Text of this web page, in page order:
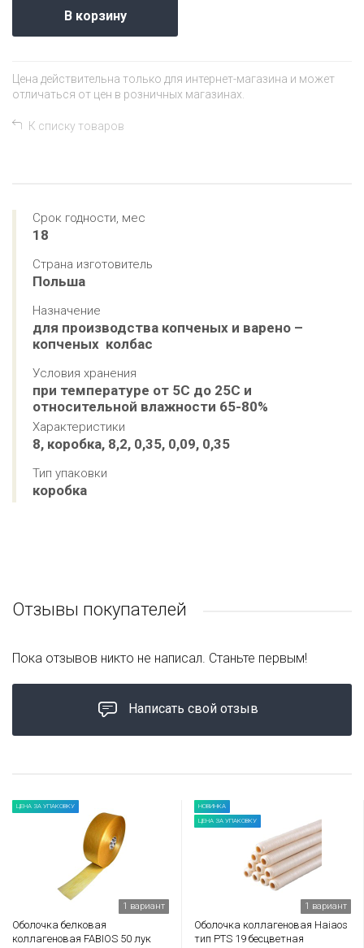
В корзину
Цена действительна только для интернет-магазина и может
отличаться от цен в розничных магазинах.
К списку товаров
Срок годности, мес
18
Страна изготовитель
Польша
Назначение
для производства копченых и варено –
копченых  колбас
Условия хранения
при температуре от 5С до 25С и
относительной влажности 65-80%
Характеристики
8, коробка, 8,2, 0,35, 0,09, 0,35
Тип упаковки
коробка
Отзывы покупателей
Написать свой отзыв
Пока отзывов никто не написал. Станьте первым!
ЦЕНА ЗА УПАКОВКУ
1 вариант
Оболочка белковая
коллагеновая FABIOS 50 лук
НОВИНКА
ЦЕНА ЗА УПАКОВКУ
1 вариант
Оболочка коллагеновая Haiaos
тип PTS 19 бесцветная